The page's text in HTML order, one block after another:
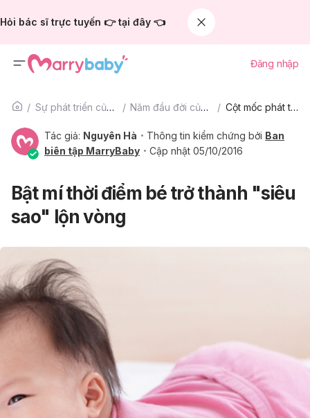
Hỏi bác sĩ trực tuyến 👉 tại đây 👈
Đăng nhập
Sự phát triển của trẻ Năm đầu đời của bé Cột mốc phát triển
Tác giả: Nguyên Hà Thông tin kiểm chứng bởi Ban
biên tập MarryBaby
Cập nhật 05/10/2016
Bật mí thời điểm bé trở thành "siêu
sao" lộn vòng